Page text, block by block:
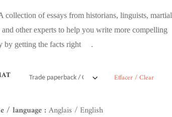
collection of essays from historians, linguists, martial
and other experts to help you write more compelling
by getting the facts right .
Effacer / Clear
/ language :Anglais / English